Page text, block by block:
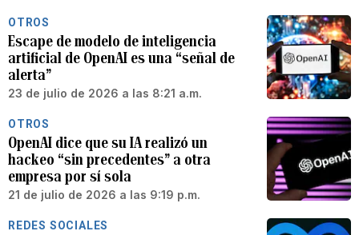
OTROS
Escape de modelo de inteligencia
artificial de OpenAI es una “señal de
alerta”
23 de julio de 2026 a las 8:21 a.m.
OTROS
OpenAI dice que su IA realizó un
hackeo “sin precedentes” a otra
empresa por sí sola
21 de julio de 2026 a las 9:19 p.m.
REDES SOCIALES